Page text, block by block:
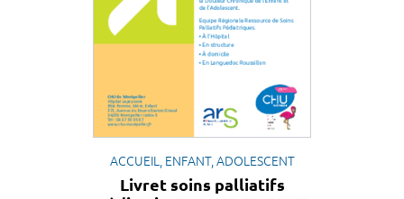
ACCUEIL, ENFANT, ADOLESCENT
Livret soins palliatifs